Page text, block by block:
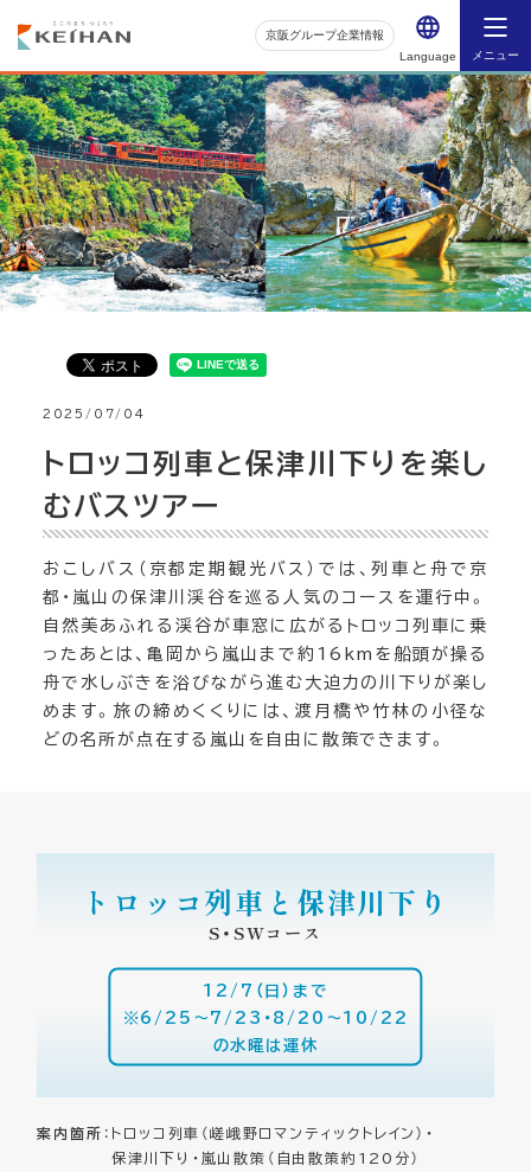
Language メニュー
京阪グループ企業情報
2025/07/04
トロッコ列車と保津川下りを楽し
むバスツアー
おこしバス（京都定期観光バス）では、列車と舟で京
都・嵐山の保津川渓谷を巡る人気のコースを運行中。
自然美あふれる渓谷が車窓に広がるトロッコ列車に乗
ったあとは、亀岡から嵐山まで約16kmを船頭が操る
舟で水しぶきを浴びながら進む大迫力の川下りが楽し
めます。旅の締めくくりには、渡月橋や竹林の小径な
どの名所が点在する嵐山を自由に散策できます。
トロッコ列車と保津川下り
S・SWコース
12/7（日）まで
※6/25～7/23・8/20～10/22
の水曜は運休
案内箇所 ：トロッコ列車（嵯峨野ロマンティックトレイン）・
保津川下り・嵐山散策（自由散策約120分）